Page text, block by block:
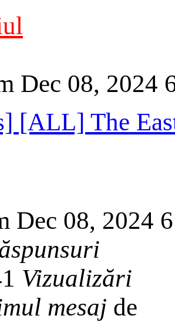
Dec 08, 2024
[ALL] The
Dec 08, 2024
Vizualizări
mesaj de